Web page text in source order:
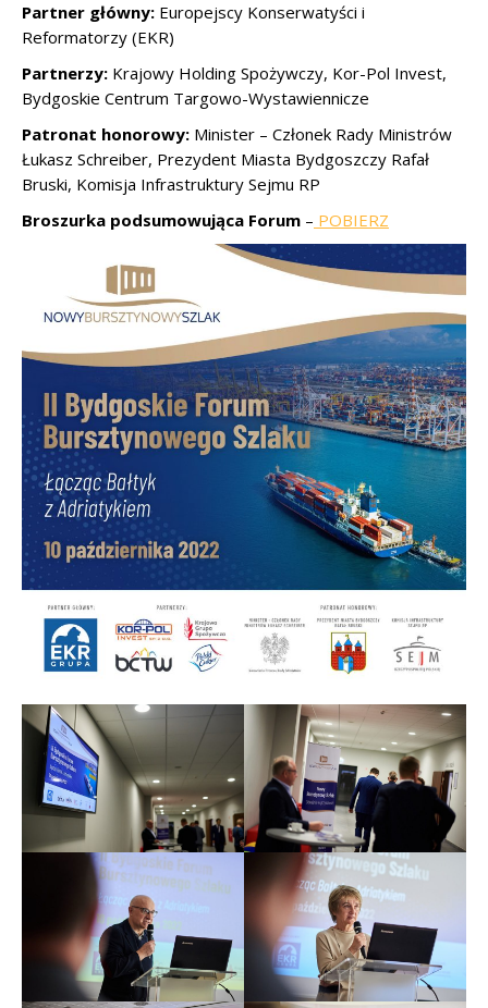
Partner główny: Europejscy Konserwatyści i
Reformatorzy (EKR)
Partnerzy: Krajowy Holding Spożywczy, Kor-Pol Invest,
Bydgoskie Centrum Targowo-Wystawiennicze
Patronat honorowy: Minister – Członek Rady Ministrów
Łukasz Schreiber, Prezydent Miasta Bydgoszczy Rafał
Bruski, Komisja Infrastruktury Sejmu RP
Broszurka podsumowująca Forum – POBIERZ